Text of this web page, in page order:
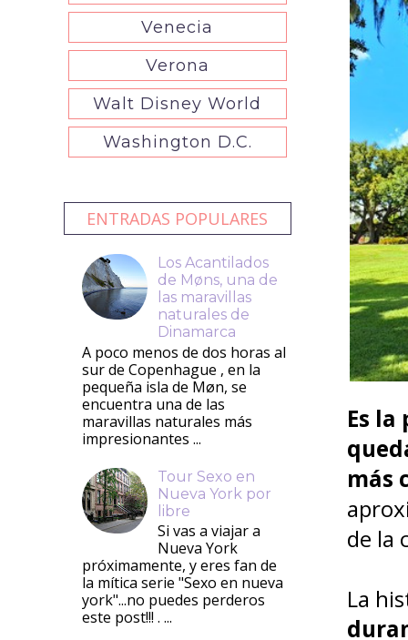
Es
más
de la
La
Venecia
Verona
Walt Disney World
Washington D.C.
ENTRADAS POPULARES
Los Acantilados
de Møns, una de
las maravillas
naturales de
Dinamarca
A poco menos de dos horas al
sur de Copenhague , en la
pequeña isla de Møn, se
encuentra una de las
maravillas naturales más
impresionantes ...
Tour Sexo en
Nueva York por
libre
Si vas a viajar a
Nueva York
próximamente, y eres fan de
la mítica serie "Sexo en nueva
york"...no puedes perderos
este post!!! . ...